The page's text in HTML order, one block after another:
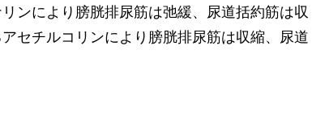
ンにより膀胱排尿筋は弛緩、尿道括約筋は収
セチルコリンにより膀胱排尿筋は収縮、尿道